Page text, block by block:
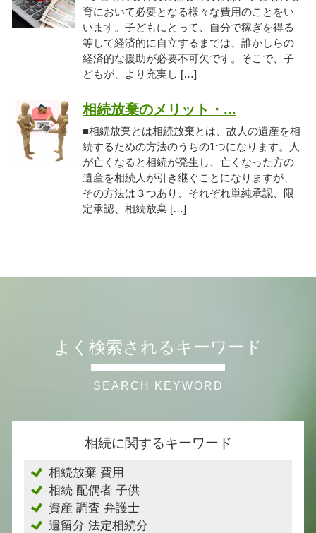
育において必要となる様々な費用のことをい
います。子どもにとって、自分で稼ぎを得る
等して経済的に自立するまでは、誰かしらの
経済的な援助が必要不可欠です。そこで、子
どもが、より充実し […]
相続放棄のメリット・...
■相続放棄とは相続放棄とは、故人の遺産を相
続するための方法のうちの1つになります。人
が亡くなると相続が発生し、亡くなった方の
遺産を相続人が引き継ぐことになりますが、
その方法は３つあり、それぞれ単純承認、限
定承認、相続放棄 […]
よく検索されるキーワード
相続に関するキーワード
相続放棄 費用
相続 配偶者 子供
資産 調査 弁護士
遺留分 法定相続分